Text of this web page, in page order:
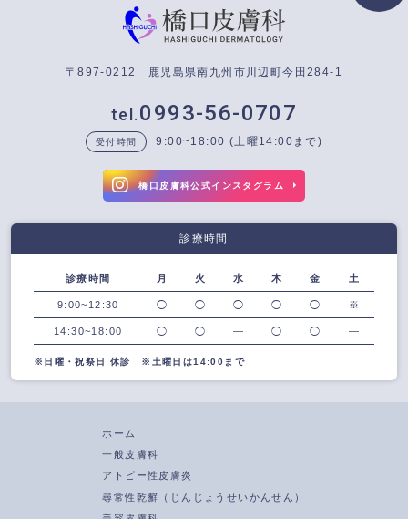
〒897-0212 鹿児島県南九州市川辺町今田284-1
0993-56-0707
受付時間 9:00~18:00 (土曜14:00まで)
橋口皮膚科公式インスタグラム
診療時間
診療時間 月 火 水 木 金 土
9:00~12:30 ◯ ◯ ◯ ◯ ◯ ※
14:30~18:00 ◯ ◯ ― ◯ ◯ ―
※日曜・祝祭日 休診 ※土曜日は14:00まで
ホーム
一般皮膚科
アトピー性皮膚炎
尋常性乾癬（じんじょうせいかんせん）